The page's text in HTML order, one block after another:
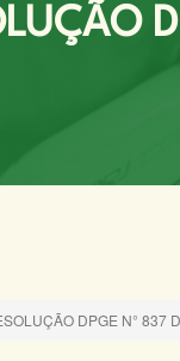
DPGE N° 837